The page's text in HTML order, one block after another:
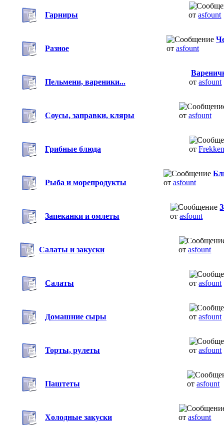
Гарниры отasfount
Разное
от asfount
Пельмени, вареники...
отasfount
Соусы, заправки, кляры от asfount
Грибные блюда от
Рыба и морепродукты
от asfount
Запеканки и омлеты
отasfount
Салаты и закуски отasfount
Салаты отasfount
Домашние сыры отasfount
Торты, рулеты отasfount
Паштеты от asfount
Холодные закуски отasfount